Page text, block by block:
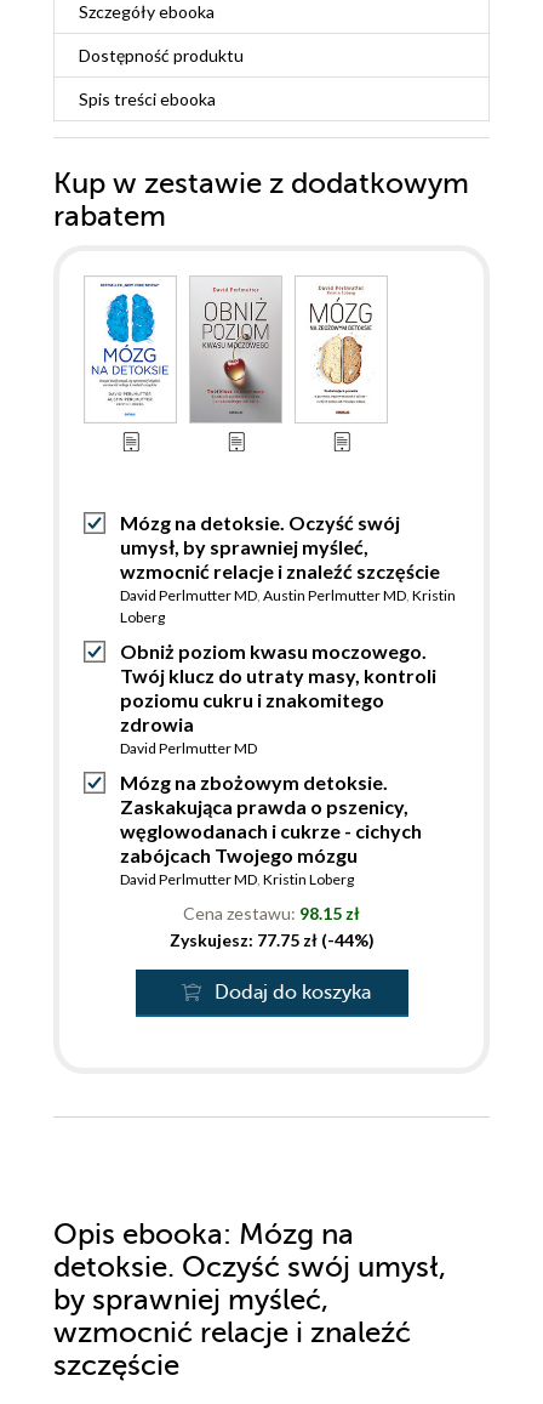
Szczegółyebooka
Dostępność produktu
Spis treściebooka
Kup w zestawie z dodatkowym
rabatem
Mózg na detoksie. Oczyść swój
umysł, by sprawniej myśleć,
wzmocnić relacje i znaleźć szczęście
David Perlmutter MD, Austin Perlmutter MD, Kristin
Loberg
Obniż poziom kwasu moczowego.
Twój klucz do utraty masy, kontroli
poziomu cukru i znakomitego
zdrowia
David Perlmutter MD
Mózg na zbożowym detoksie.
Zaskakująca prawda o pszenicy,
węglowodanach i cukrze - cichych
zabójcach Twojego mózgu
David Perlmutter MD, Kristin Loberg
Cena zestawu: 98.15 zł
Zyskujesz: 77.75 zł (-44%)
Dodaj do koszyka
Opis ebooka: Mózg na
detoksie. Oczyść swój umysł,
by sprawniej myśleć,
wzmocnić relacje i znaleźć
szczęście